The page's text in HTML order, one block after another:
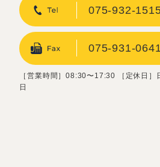
075-932-
075-931-
［営業時間］08:30〜17:30 ［定休日］
日